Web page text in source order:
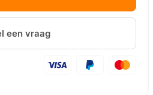
een vraag